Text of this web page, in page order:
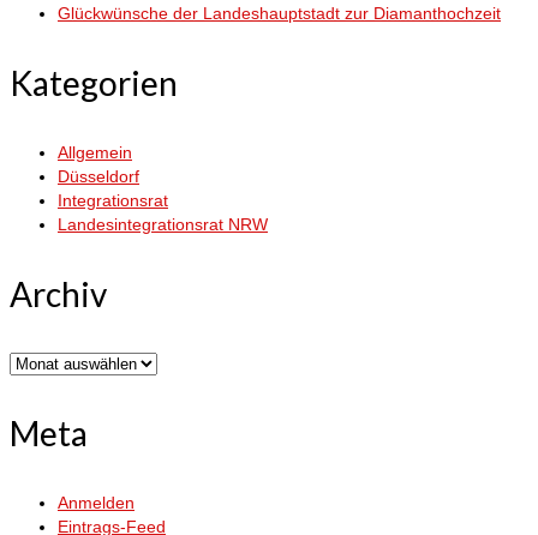
Glückwünsche der Landeshauptstadt zur Diamanthochzeit
Kategorien
Allgemein
Düsseldorf
Integrationsrat
Landesintegrationsrat NRW
Archiv
Archiv
Meta
Anmelden
Eintrags-Feed